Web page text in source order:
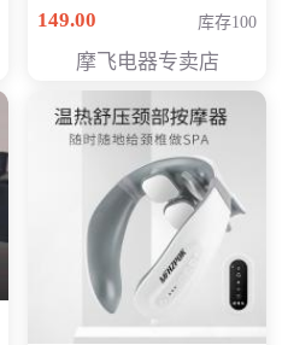
98元
149.00 库存100
摩飞电器专卖店